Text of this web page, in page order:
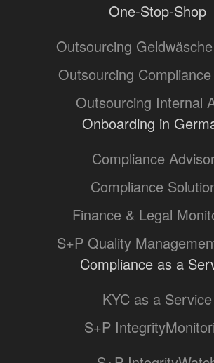
One-Stop-Shop
Outsourcing
Outsourcing
Outsourcing Internal
Onboarding in
Compliance
Compliance
Finance & Legal
S+P Quality
Compliance as a
KYC as a Service
S+P